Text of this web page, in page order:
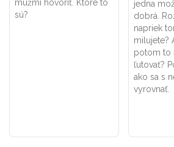
mužmi hovoriť. Ktoré to
sú?
jedna
dobrá.
napriek
milujete?
potom to
ľutovať?
ako sa s
vyrovnať.